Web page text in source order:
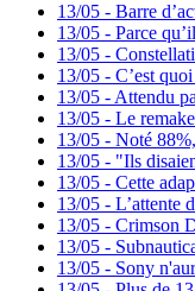
13/05 - Barre
13/05 - Parce
13/05 -
13/05 - C’est
13/05 - Attendu
13/05 - Le
13/05 - Noté
13/05 - "Ils
13/05 - Cette
13/05 - L’attente
13/05 - Crimson
13/05 -
13/05 - Sony